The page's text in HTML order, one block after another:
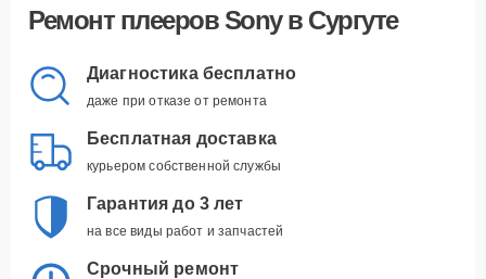
Ремонт плееров Sonyв Сургуте
Диагностика бесплатно
даже при отказе от ремонта
Бесплатная доставка
курьером собственной службы
Гарантия до 3 лет
на все виды работ и запчастей
Срочный ремонт